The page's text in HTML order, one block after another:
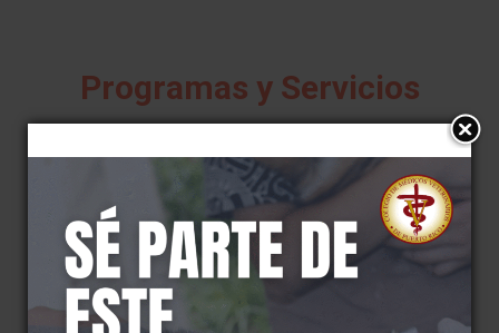
Programas y Servicios
CONFERENCIA “CUIDADO BÁSICO DE LAS